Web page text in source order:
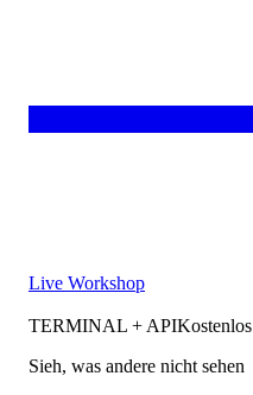
Live Workshop
TERMINAL + APIKostenlos
Sieh, was andere nicht sehen